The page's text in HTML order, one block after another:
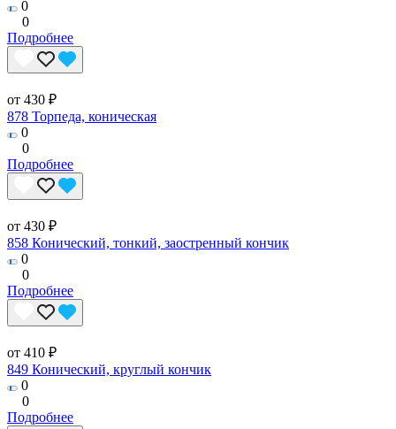
0
0
Подробнее
от 430 ₽
878 Торпеда, коническая
0
0
Подробнее
от 430 ₽
858 Конический, тонкий, заостренный кончик
0
0
Подробнее
от 410 ₽
849 Конический, круглый кончик
0
0
Подробнее